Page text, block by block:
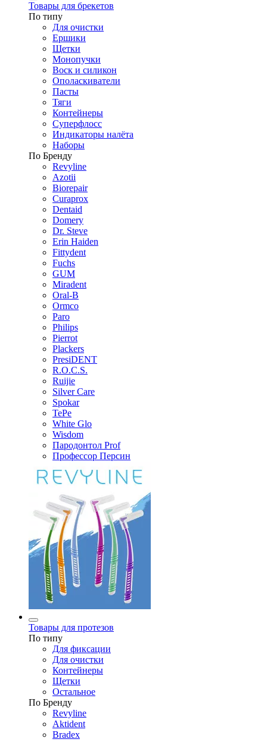
Товары для брекетов
По типу
Для очистки
Ершики
Щетки
Монопучки
Воск и силикон
Ополаскиватели
Пасты
Тяги
Контейнеры
Суперфлосс
Индикаторы налёта
Наборы
По Бренду
Revyline
Azotii
Biorepair
Curaprox
Dentaid
Domery
Dr. Steve
Erin Haiden
Fittydent
Fuchs
GUM
Miradent
Oral-B
Ormco
Paro
Philips
Pierrot
Plackers
PresiDENT
R.O.C.S.
Ruijie
Silver Care
Spokar
TePe
White Glo
Wisdom
Пародонтол Prof
Профессор Персин
Товары для протезов
По типу
Для фиксации
Для очистки
Контейнеры
Щетки
Остальное
По Бренду
Revyline
Aktident
Bradex